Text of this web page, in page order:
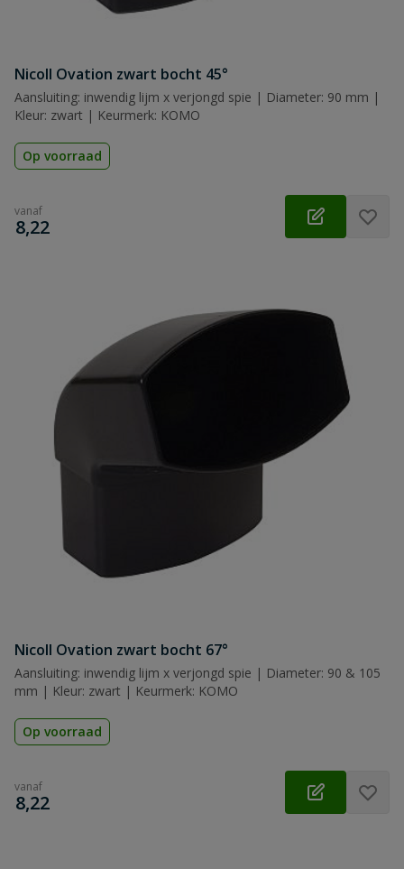
Nicoll Ovation zwart bocht 45°
Aansluiting: inwendig lijm x verjongd spie | Diameter: 90 mm |
Kleur: zwart | Keurmerk: KOMO
Op voorraad
vanaf
€
8,22
Nicoll Ovation zwart bocht 67°
Aansluiting: inwendig lijm x verjongd spie | Diameter: 90 & 105
mm | Kleur: zwart | Keurmerk: KOMO
Op voorraad
vanaf
€
8,22